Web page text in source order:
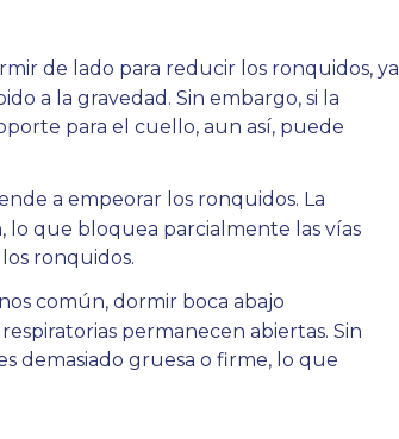
de lado para reducir los ronquidos, ya
a la gravedad. Sin embargo, si la
para el cuello, aun así, puede
a empeorar los ronquidos. La
lo que bloquea parcialmente las vías
ronquidos.
común, dormir boca abajo
permanecen abiertas. Sin
demasiado gruesa o firme, lo que